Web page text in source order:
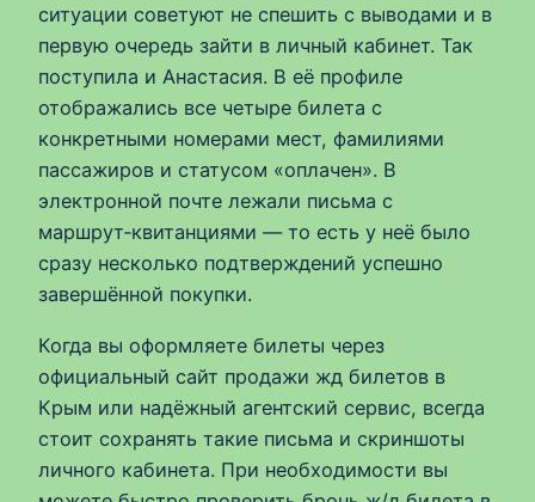
ситуации советуют не спешить с выводами и в
первую очередь зайти в личный кабинет. Так
поступила и Анастасия. В её профиле
отображались все четыре билета с
конкретными номерами мест, фамилиями
пассажиров и статусом «оплачен». В
электронной почте лежали письма с
маршрут‑квитанциями — то есть у неё было
сразу несколько подтверждений успешно
завершённой покупки.
Когда вы оформляете билеты через
официальный сайт продажи жд билетов в
Крым или надёжный агентский сервис, всегда
стоит сохранять такие письма и скриншоты
личного кабинета. При необходимости вы